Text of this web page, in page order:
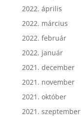
2022. április
2022. március
2022. február
2022. január
2021. december
2021. november
2021. október
2021. szeptember